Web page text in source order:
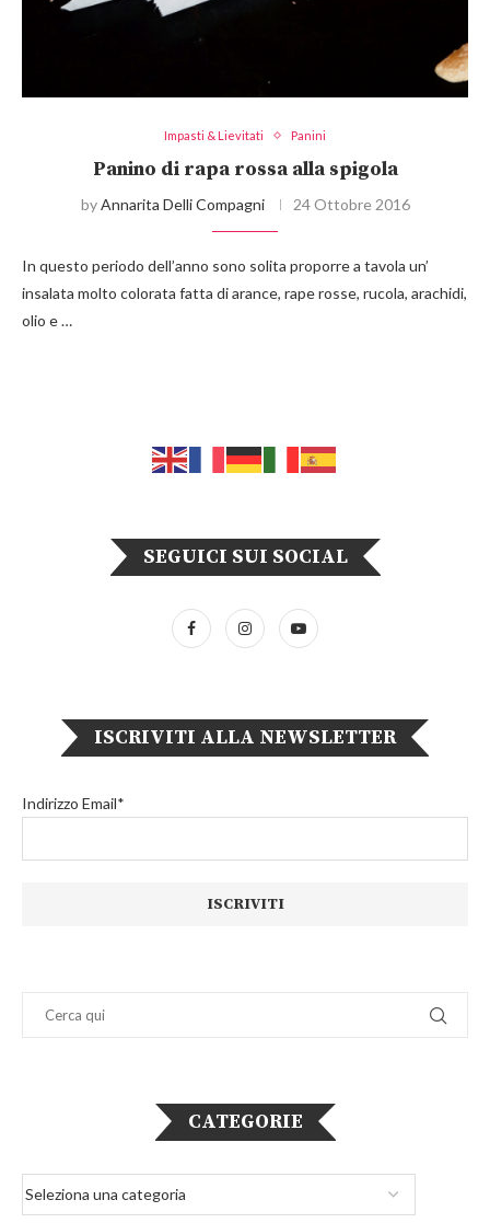
Impasti & Lievitati Panini
Panino di rapa rossa alla spigola
byAnnarita Delli Compagni 24 Ottobre 2016
In questo periodo dell’anno sono solita proporre a tavola un’
insalata molto colorata fatta di arance, rape rosse, rucola, arachidi,
olio e …
SEGUICI SUI SOCIAL
ISCRIVITI ALLA NEWSLETTER
Indirizzo Email*
CATEGORIE